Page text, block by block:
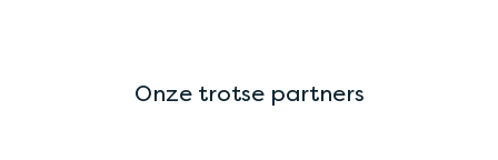
Onze trotse partners